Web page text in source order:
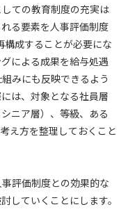
ての教育制度の充実は
る要素を人事評価制度
構成することが必要にな
による成果を給与処遇
みにも反映できるよう
は、対象となる社員層
ニア層）、等級、ある
え方を整理しておくこと
評価制度との効果的な
していくことにします。